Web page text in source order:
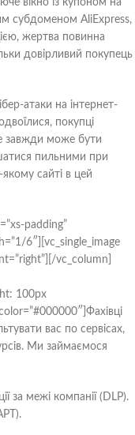
вікно із купоном на
субдоменом AliExpress,
жертва повинна
довірливий покупець
атаки на інтернет-
покупці
завжди може бути
пильними при
сайті в цей
padding”
6″][vc_single_image
vc_column]
100px
вас по сервісах,
Ми займаємося
за межі компанії (DLP).